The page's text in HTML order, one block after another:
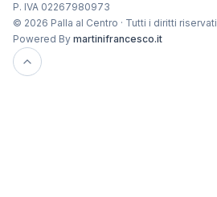
P. IVA 02267980973
© 2026 Palla al Centro · Tutti i diritti riservati
Powered By martinifrancesco.it